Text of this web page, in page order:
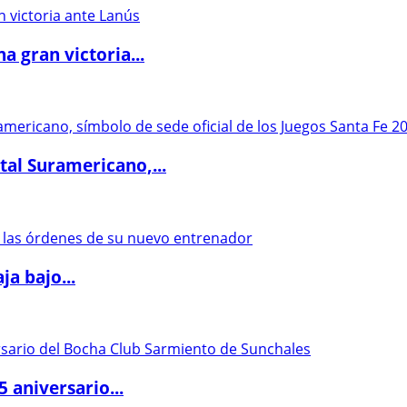
gran victoria...
Suramericano,...
bajo...
aniversario...